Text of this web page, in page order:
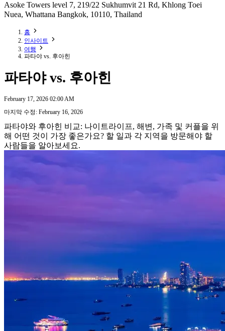
Asoke Towers level 7, 219/22 Sukhumvit 21 Rd, Khlong Toei
Nuea, Whattana Bangkok, 10110, Thailand
홈
인사이트
여행
파타야 vs. 후아힌
파타야 vs. 후아힌
February 17, 2026 02:00 AM
마지막 수정: February 16, 2026
파타야와 후아힌 비교: 나이트라이프, 해변, 가족 및 커플을 위
해 어떤 것이 가장 좋은가요? 할 일과 각 지역을 방문해야 할
사람들을 알아보세요.